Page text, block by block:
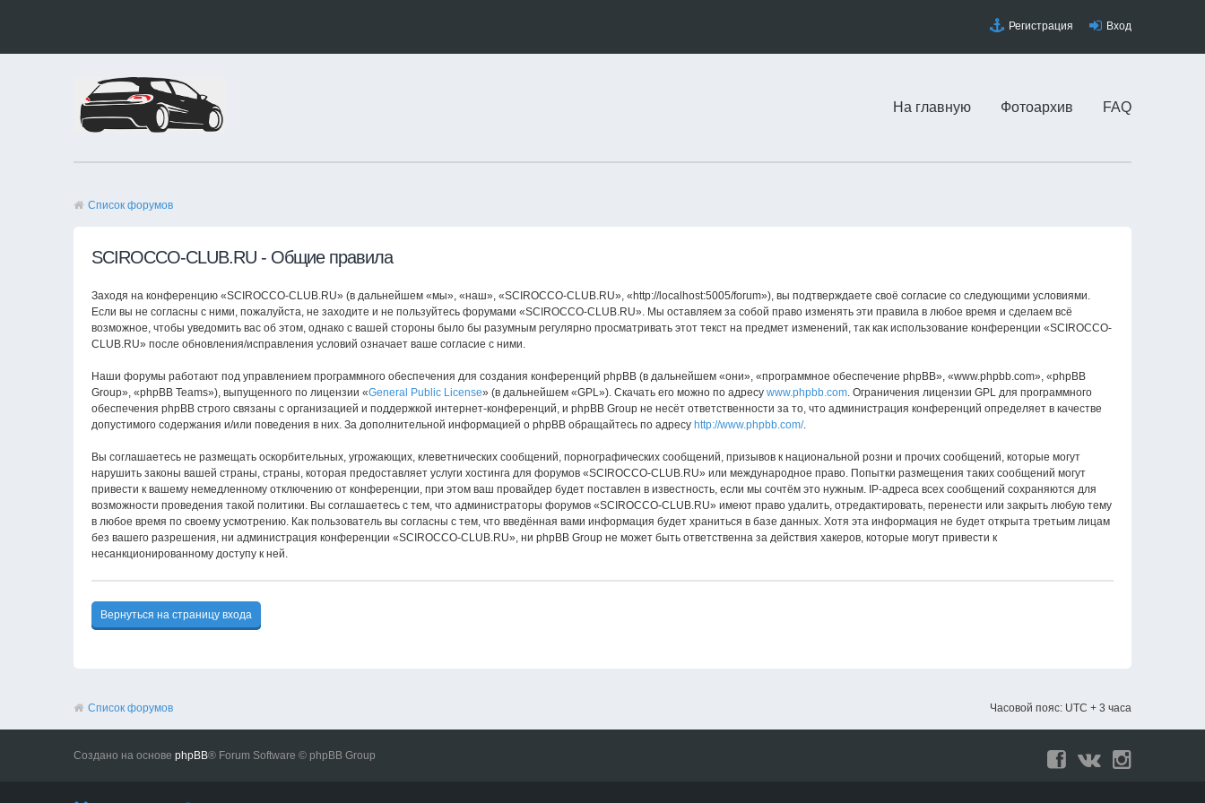
Регистрация Вход
На главную Фотоархив FAQ
Список форумов
SCIROCCO-CLUB.RU - Общие правила
Заходя на конференцию «SCIROCCO-CLUB.RU» (в дальнейшем «мы», «наш», «SCIROCCO-CLUB.RU», «http://localhost:5005/forum»), вы подтверждаете своё согласие со следующими условиями.
Если вы не согласны с ними, пожалуйста, не заходите и не пользуйтесь форумами «SCIROCCO-CLUB.RU». Мы оставляем за собой право изменять эти правила в любое время и сделаем всё
возможное, чтобы уведомить вас об этом, однако с вашей стороны было бы разумным регулярно просматривать этот текст на предмет изменений, так как использование конференции «SCIROCCO-
CLUB.RU» после обновления/исправления условий означает ваше согласие с ними.
Наши форумы работают под управлением программного обеспечения для создания конференций phpBB (в дальнейшем «они», «программное обеспечение phpBB», «www.phpbb.com», «phpBB
Group», «phpBB Teams»), выпущенного по лицензии «General Public License» (в дальнейшем «GPL»). Скачать его можно по адресу www.phpbb.com. Ограничения лицензии GPL для программного
обеспечения phpBB строго связаны с организацией и поддержкой интернет-конференций, и phpBB Group не несёт ответственности за то, что администрация конференций определяет в качестве
допустимого содержания и/или поведения в них. За дополнительной информацией о phpBB обращайтесь по адресу http://www.phpbb.com/.
Вы соглашаетесь не размещать оскорбительных, угрожающих, клеветнических сообщений, порнографических сообщений, призывов к национальной розни и прочих сообщений, которые могут
нарушить законы вашей страны, страны, которая предоставляет услуги хостинга для форумов «SCIROCCO-CLUB.RU» или международное право. Попытки размещения таких сообщений могут
привести к вашему немедленному отключению от конференции, при этом ваш провайдер будет поставлен в известность, если мы сочтём это нужным. IP-адреса всех сообщений сохраняются для
возможности проведения такой политики. Вы соглашаетесь с тем, что администраторы форумов «SCIROCCO-CLUB.RU» имеют право удалить, отредактировать, перенести или закрыть любую тему
в любое время по своему усмотрению. Как пользователь вы согласны с тем, что введённая вами информация будет храниться в базе данных. Хотя эта информация не будет открыта третьим лицам
без вашего разрешения, ни администрация конференции «SCIROCCO-CLUB.RU», ни phpBB Group не может быть ответственна за действия хакеров, которые могут привести к
несанкционированному доступу к ней.
Вернуться на страницу входа
Список форумов Часовой пояс: UTC + 3 часа
Создано на основе phpBB® Forum Software © phpBB Group